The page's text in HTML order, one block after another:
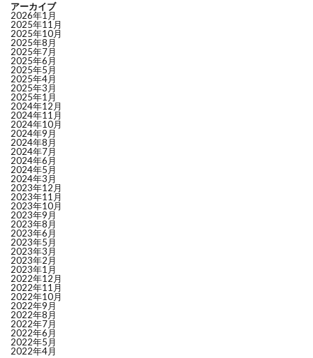
アーカイブ
2026年1月
2025年11月
2025年10月
2025年8月
2025年7月
2025年6月
2025年5月
2025年4月
2025年3月
2025年1月
2024年12月
2024年11月
2024年10月
2024年9月
2024年8月
2024年7月
2024年6月
2024年5月
2024年3月
2023年12月
2023年11月
2023年10月
2023年9月
2023年8月
2023年6月
2023年5月
2023年3月
2023年2月
2023年1月
2022年12月
2022年11月
2022年10月
2022年9月
2022年8月
2022年7月
2022年6月
2022年5月
2022年4月